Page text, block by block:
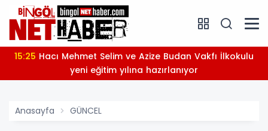
15:25
yeni eğitim yılına hazırlanıyor
Anasayfa GÜNCEL